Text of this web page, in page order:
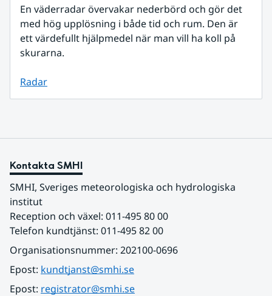
En väderradar övervakar nederbörd och gör det
med hög upplösning i både tid och rum. Den är
ett värdefullt hjälpmedel när man vill ha koll på
skurarna.
Radar
Kontakta SMHI
SMHI, Sveriges meteorologiska och hydrologiska
institut
Reception och växel: 011-495 80 00
Telefon kundtjänst: 011-495 82 00
Organisationsnummer: 202100-0696
Epost: kundtjanst@smhi.se
Epost: registrator@smhi.se